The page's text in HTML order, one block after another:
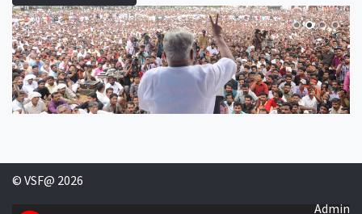
© VSF@ 2026
Admin